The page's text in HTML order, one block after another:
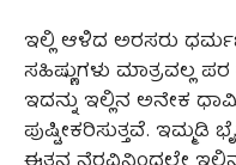
ಇಲ್ಲಿ ಆಳಿದ ಅರಸರು
ಸಹಿಷ್ಣುಗಳು ಮಾತ್ರವಲ್ಲ
ಇದನ್ನು ಇಲ್ಲಿನ ಅನೇಕ
ಪುಷ್ಟೀಕರಿಸುತ್ತವೆ.